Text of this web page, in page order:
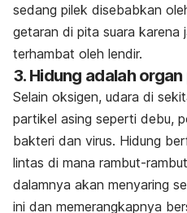
sedang pilek disebabkan
getaran di pita suara karena
terhambat oleh lendir.
3. Hidung adalah
Selain oksigen, udara di
partikel asing seperti debu,
bakteri dan virus. Hidung
lintas di mana rambut-
dalamnya akan menyaring
ini dan memerangkapnya